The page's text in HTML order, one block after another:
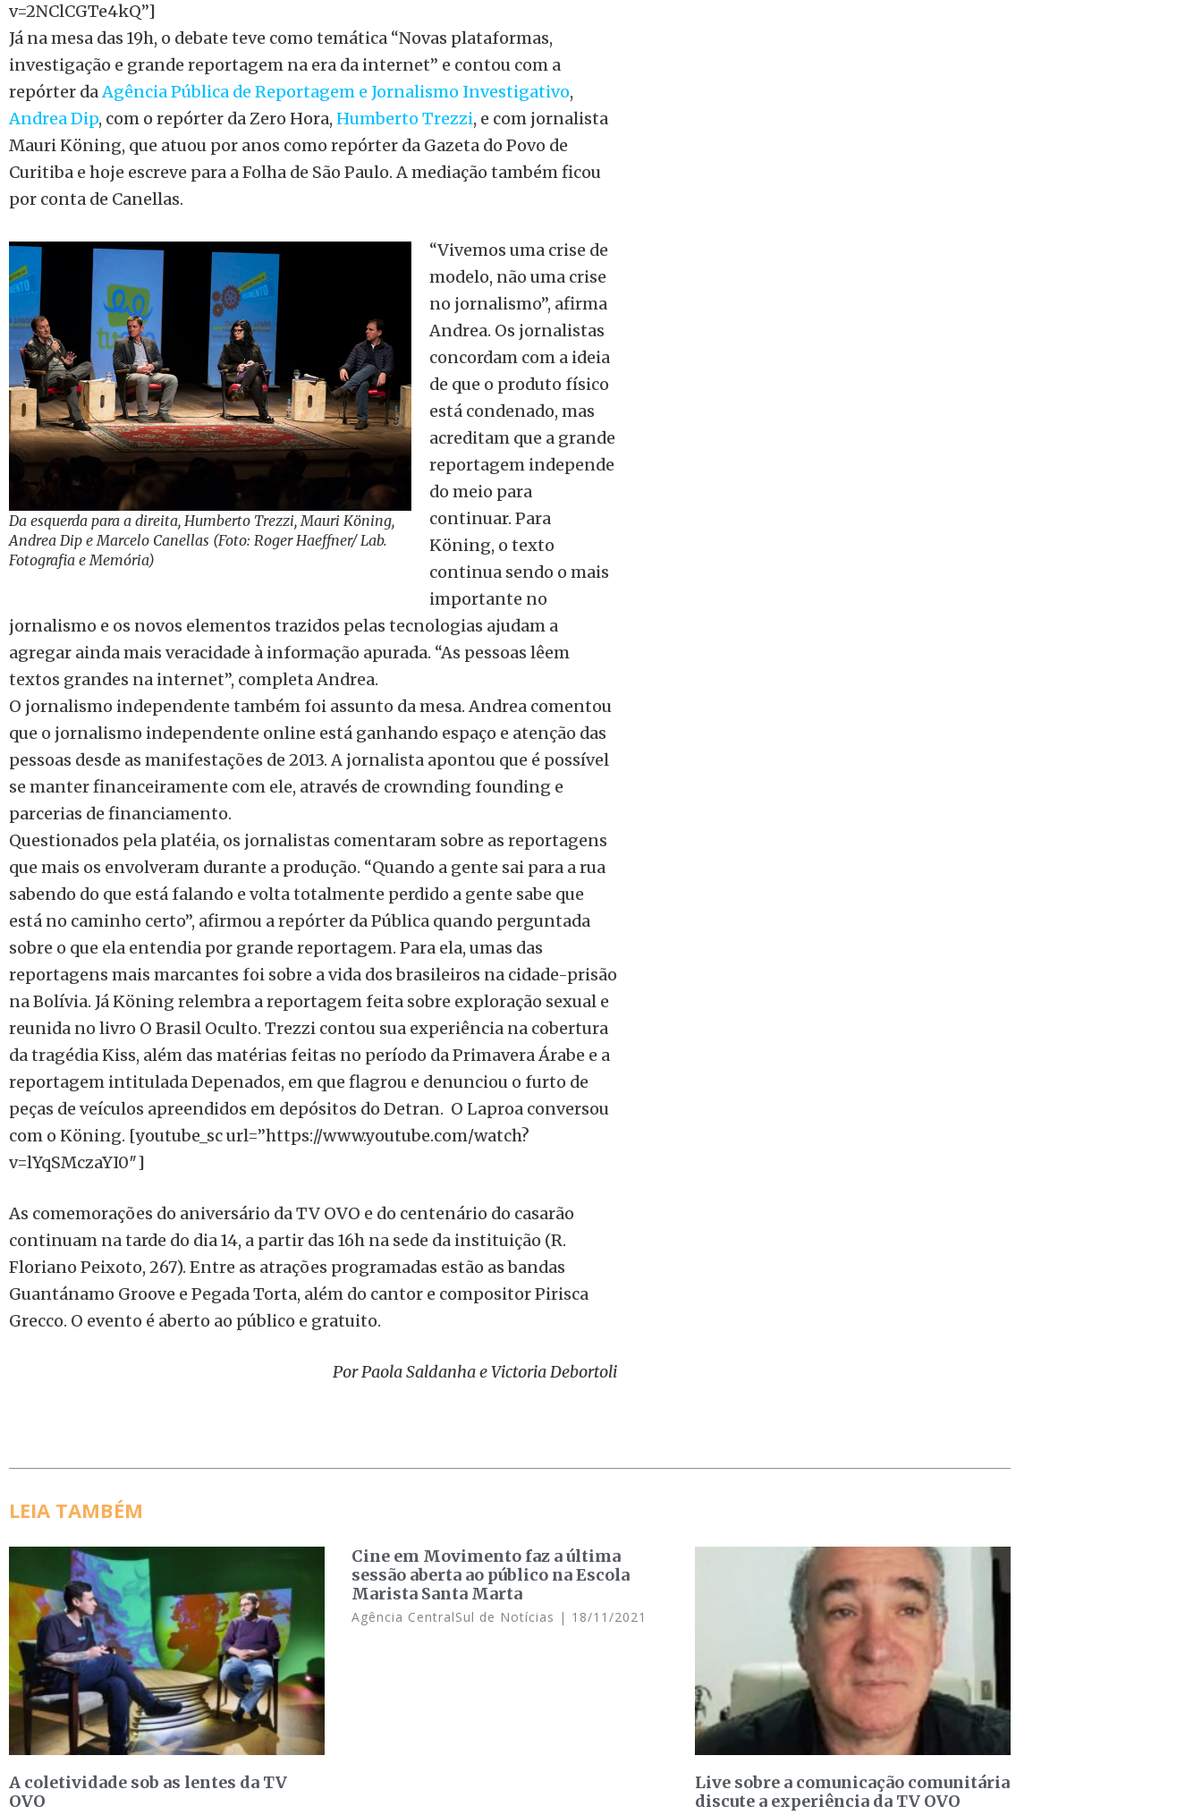
v=2NClCGTe4kQ”]
Já na mesa das 19h, o debate teve como temática “Novas plataformas,
investigação e grande reportagem na era da internet” e contou com a
repórter daAgência Pública de Reportagem e Jornalismo Investigativo,
Andrea Dip, com o repórter da Zero Hora, Humberto Trezzi, e com jornalista
Mauri Köning, que atuou por anos como repórter da Gazeta do Povo de
Curitiba e hoje escreve para a Folha de São Paulo. A mediação também ficou
por conta de Canellas.
Da esquerda para a direita, Humberto Trezzi, Mauri Köning,
Andrea Dip e Marcelo Canellas (Foto: Roger Haeffner/ Lab.
Fotografia e Memória)
“Vivemos uma crise de
modelo, não uma crise
no jornalismo”, afirma
Andrea. Os jornalistas
concordam com a ideia
de que o produto físico
está condenado, mas
acreditam que a grande
reportagem independe
do meio para
continuar. Para
Köning, o texto
continua sendo o mais
importante no
jornalismo e os novos elementos trazidos pelas tecnologias ajudam a
agregar ainda mais veracidade à informação apurada. “As pessoas lêem
textos grandes na internet”, completa Andrea.
O jornalismo independente também foi assunto da mesa. Andrea comentou
que o jornalismo independente online está ganhando espaço e atenção das
pessoas desde as manifestações de 2013. A jornalista apontou que é possível
se manter financeiramente com ele, através de crownding founding e
parcerias de financiamento.
Questionados pela platéia, os jornalistas comentaram sobre as reportagens
que mais os envolveram durante a produção. “Quando a gente sai para a rua
sabendo do que está falando e volta totalmente perdido a gente sabe que
está no caminho certo”, afirmou a repórter da Pública quando perguntada
sobre o que ela entendia por grande reportagem. Para ela, umas das
reportagens mais marcantes foi sobre a vida dos brasileiros na cidade-prisão
na Bolívia. Já Köning relembra a reportagem feita sobre exploração sexual e
reunida no livro O Brasil Oculto. Trezzi contou sua experiência na cobertura
da tragédia Kiss, além das matérias feitas no período da Primavera Árabe e a
reportagem intitulada Depenados, em que flagrou e denunciou o furto de
peças de veículos apreendidos em depósitos do Detran. O Laproa conversou
com o Köning. [youtube_sc url=”https://www.youtube.com/watch?
v=lYqSMczaYI0″]
As comemorações do aniversário da TV OVO e do centenário do casarão
continuam na tarde do dia 14, a partir das 16h na sede da instituição (R.
Floriano Peixoto, 267). Entre as atrações programadas estão as bandas
Guantánamo Groove e Pegada Torta, além do cantor e compositor Pirisca
Grecco. O evento é aberto ao público e gratuito.
Por Paola Saldanha e Victoria Debortoli
LEIA TAMBÉM
A coletividade sob as lentes da TV
OVO
Cine em Movimento faz a última
sessão aberta ao público na Escola
Marista Santa Marta
Agência CentralSul de Notícias 18/11/2021
Live sobre a comunicação comunitária
discute a experiência da TV OVO